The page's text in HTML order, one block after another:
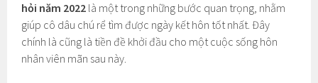
hỏi năm 2022 là một trong những bước quan trọng, nhằm
giúp cô dâu chú rể tìm được ngày kết hôn tốt nhất. Đây
chính là cũng là tiền đề khởi đầu cho một cuộc sống hôn
nhân viên mãn sau này.